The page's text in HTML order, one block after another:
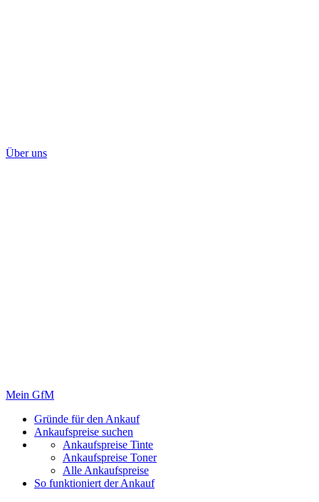
Über uns
Mein GfM
Gründe für den Ankauf
Ankaufspreise suchen
Ankaufspreise Tinte
Ankaufspreise Toner
Alle Ankaufspreise
So funktioniert der Ankauf